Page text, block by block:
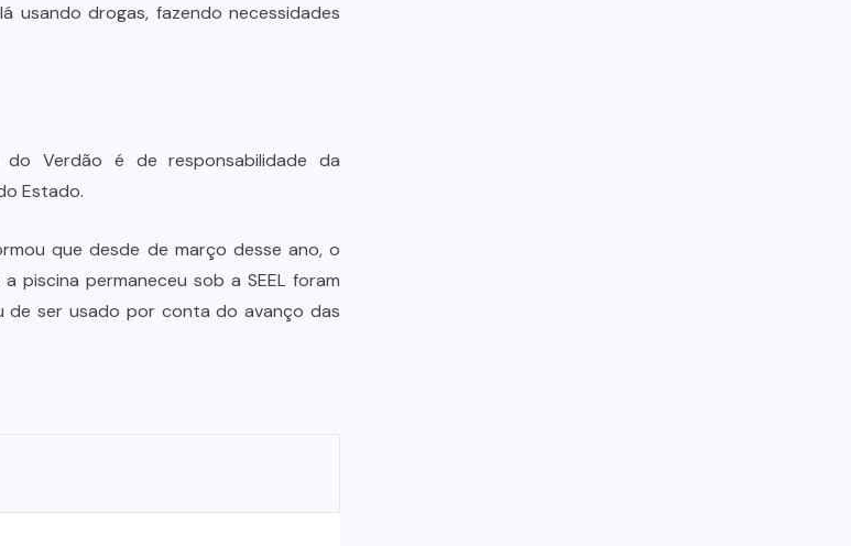
usando drogas, fazendo necessidades
Verdão é de responsabilidade da
Estado.
que desde de março desse ano, o
piscina permaneceu sob a SEEL foram
de ser usado por conta do avanço das